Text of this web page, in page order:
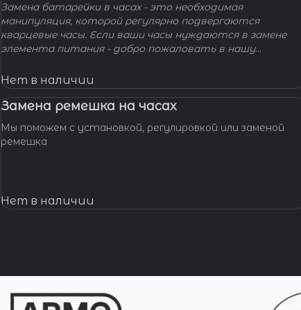
Замена батарейки в часах - это необходимая
манипуляция, которой регулярно подвергаются
кварцевые часы. Если ваши часы нуждаются в замене
элемента питания - добро пожаловать в нашу
вам решить вашу проблему и произведут замену
батарейки профессионально, быстро, качественно и по
доступной цене.
Нет в наличии
Замена ремешка на часах
Мы поможем с установкой, регулировкой или заменой
ремешка
Нет в наличии